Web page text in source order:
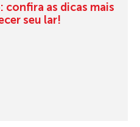
confira as dicas mais
seu lar!